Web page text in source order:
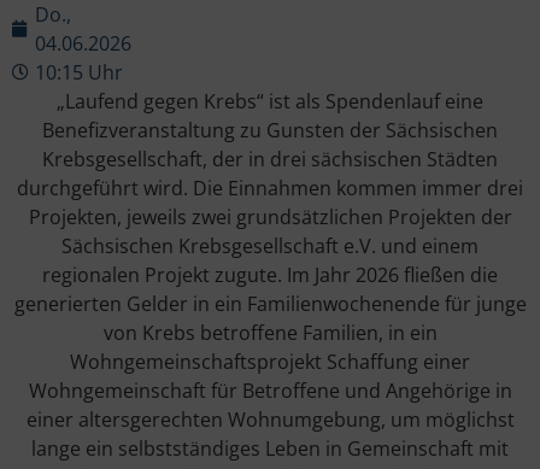
Do.,
04.06.2026
10:15 Uhr
„Laufend gegen Krebs“ ist als Spendenlauf eine
Benefizveranstaltung zu Gunsten der Sächsischen
Krebsgesellschaft, der in drei sächsischen Städten
durchgeführt wird. Die Einnahmen kommen immer drei
Projekten, jeweils zwei grundsätzlichen Projekten der
Sächsischen Krebsgesellschaft e.V. und einem
regionalen Projekt zugute. Im Jahr 2026 fließen die
generierten Gelder in ein Familienwochenende für junge
von Krebs betroffene Familien, in ein
Wohngemeinschaftsprojekt Schaffung einer
Wohngemeinschaft für Betroffene und Angehörige in
einer altersgerechten Wohnumgebung, um möglichst
lange ein selbstständiges Leben in Gemeinschaft mit